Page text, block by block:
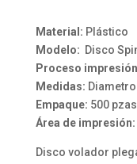
Material: Plástico
Modelo: Disco
Proceso
Medidas:
Empaque: 500
Área de impresión:
Disco volador